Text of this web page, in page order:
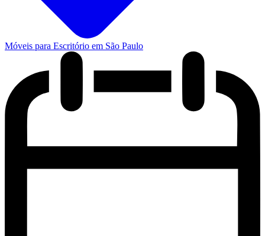
Móveis para Escritório em São Paulo